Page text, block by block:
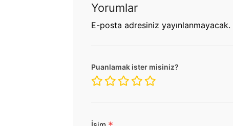
Yorumlar
E-posta adresiniz yayınlanmayacak.
Puanlamak ister misiniz?